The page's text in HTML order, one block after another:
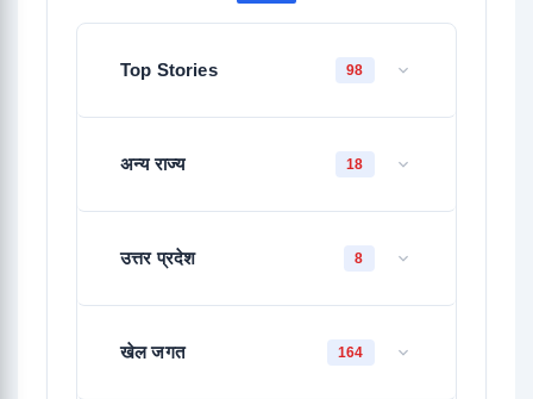
Top Stories 98
अन्य राज्य 18
उत्तर प्रदेश 8
खेल जगत 164